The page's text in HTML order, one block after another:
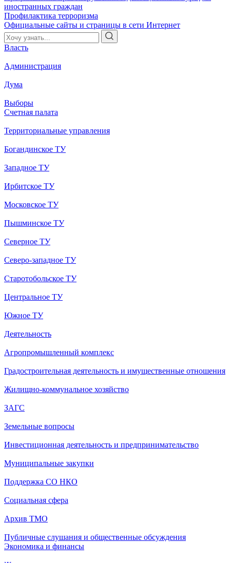
иностранных граждан
Профилактика терроризма
Официальные сайты и страницы в сети Интернет
Власть
Администрация
Дума
Выборы
Счетная палата
Территориальные управления
Богандинское ТУ
Западное ТУ
Ирбитское ТУ
Московское ТУ
Пышминское ТУ
Северное ТУ
Северо-западное ТУ
Старотобольское ТУ
Центральное ТУ
Южное ТУ
Деятельность
Агропромышленный комплекс
Градостроительная деятельность и имущественные отношения
Жилищно-коммунальное хозяйство
ЗАГС
Земельные вопросы
Инвестиционная деятельность и предпринимательство
Муниципальные закупки
Поддержка СО НКО
Социальная сфера
Архив ТМО
Публичные слушания и общественные обсуждения
Экономика и финансы